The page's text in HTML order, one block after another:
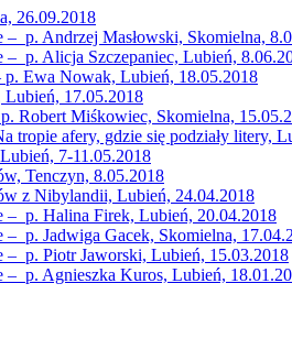
26.09.2018
– p. Andrzej Masłowski, Skomielna,
– p. Alicja Szczepaniec, Lubień,
p. Ewa Nowak, Lubień, 18.05.2018
17.05.2018
Robert Miśkowiec, Skomielna,
tropie afery, gdzie się podziały litery,
7-11.05.2018
Tenczyn, 8.05.2018
z Nibylandii, Lubień, 24.04.2018
– p. Halina Firek, Lubień, 20.04.2018
p. Jadwiga Gacek, Skomielna,
– p. Piotr Jaworski, Lubień, 15.03.2018
– p. Agnieszka Kuros, Lubień,